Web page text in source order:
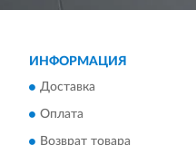
ИНФОРМАЦИЯ
Доставка
Оплата
Возврат товара